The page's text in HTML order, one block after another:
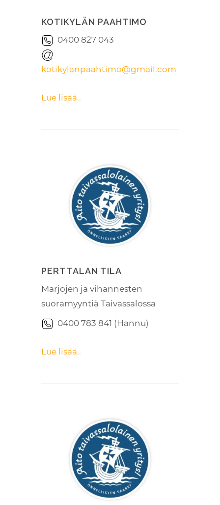
KOTIKYLÄN PAAHTIMO
0400 827 043
kotikylanpaahtimo@gmail.com
Lue lisää..
PERTTALAN TILA
Marjojen ja vihannesten
suoramyyntiä Taivassalossa
0400 783 841 (Hannu)
Lue lisää..